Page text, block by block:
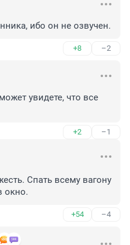
ибо он не озвучен.
+8 –2
увидете, что все
+2 –1
Спать всему вагону
окно.
+54 –4